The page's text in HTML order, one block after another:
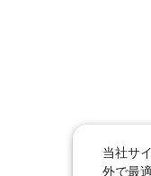
当社サ
外で最